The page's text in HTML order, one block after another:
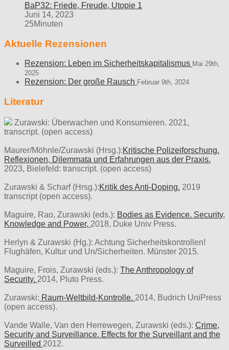
BaP32: Friede, Freude, Utopie 1
Juni 14, 2023
25Minuten
Aktuelle Rezensionen
Rezension: Leben im Sicherheitskapitalismus Mai 29th,
2025
Rezension: Der große Rausch Februar 9th, 2024
Literatur
Zurawski: Überwachen und Konsumieren. 2021,
transcript. (open access)
Maurer/Möhnle/Zurawski (Hrsg.):Kritische Polizeiforschung.
Reflexionen, Dilemmata und Erfahrungen aus der Praxis.
2023, Bielefeld: transcript. (open access)
Zurawski & Scharf (Hrsg.):Kritik des Anti-Doping. 2019
transcript (open access).
Maguire, Rao, Zurawski (eds.): Bodies as Evidence. Security,
Knowledge and Power, 2018, Duke Univ Press.
Herlyn & Zurawski (Hg.): Achtung Sicherheitskontrollen!
Flughäfen, Kultur und Un/Sicherheiten. Münster 2015.
Maguire, Frois, Zurawski (eds.): The Anthropology of
Security. 2014, Pluto Press.
Zurawski: Raum-Weltbild-Kontrolle. 2014, Budrich UniPress
(open access).
Vande Walle, Van den Herrewegen, Zurawski (eds.): Crime,
Security and Surveillance. Effects for the Surveillant and the
Surveilled 2012.